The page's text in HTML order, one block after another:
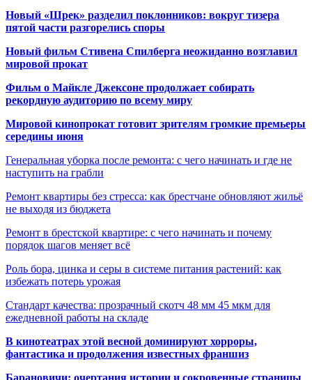
Новый «Шрек» разделил поклонников: вокруг тизера
пятой части разгорелись споры
Новый фильм Стивена Спилберга неожиданно возглавил
мировой прокат
Фильм о Майкле Джексоне продолжает собирать
рекордную аудиторию по всему миру
Мировой кинопрокат готовит зрителям громкие премьеры
середины июня
Генеральная уборка после ремонта: с чего начинать и где не
наступить на грабли
Ремонт квартиры без стресса: как брестчане обновляют жильё
не выходя из бюджета
Ремонт в брестской квартире: с чего начинать и почему
порядок шагов меняет всё
Роль бора, цинка и серы в системе питания растений: как
избежать потерь урожая
Стандарт качества: прозрачный скотч 48 мм 45 мкм для
ежедневной работы на складе
В кинотеатрах этой весной доминируют хорроры,
фантастика и продолжения известных франшиз
Барановичи: очертания истории и сокровенные страницы